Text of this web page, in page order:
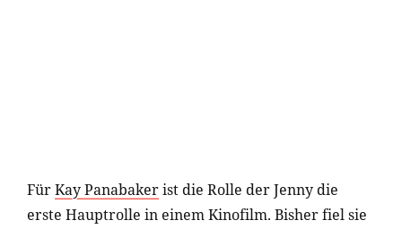
FürKay Panabakerist die Rolle der Jenny die
erste Hauptrolle in einem Kinofilm. Bisher fiel sie